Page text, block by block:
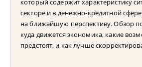
который содержит характеристику
секторе и в денежно-кредитной
на ближайшую перспективу. Обзор
куда движется экономика, какие
предстоят, и как лучше